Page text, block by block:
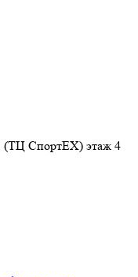
(ТЦ СпортEX) этаж 4